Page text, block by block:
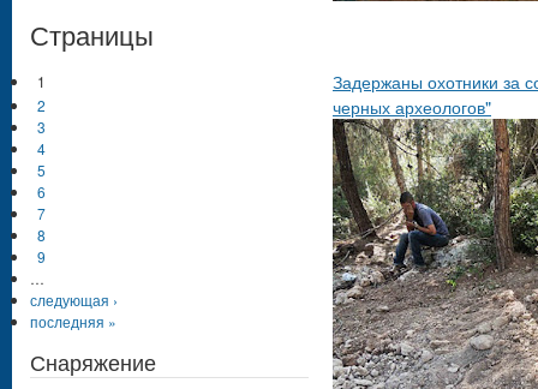
Задержаны охотники за
черных археологов"
Страницы
1
2
3
4
5
6
7
8
9
…
следующая ›
последняя »
Снаряжение